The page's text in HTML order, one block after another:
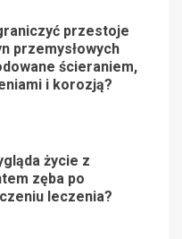
przestoje
przemysłowych
ścieraniem,
i korozją?
życie z
zęba po
leczenia?